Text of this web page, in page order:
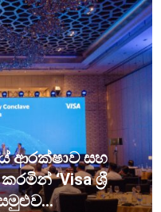
ආරක්ෂාව සහ
‘Visa ශ්‍රී